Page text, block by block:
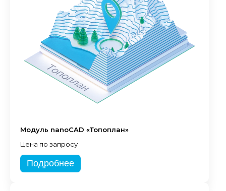
Модуль nanoCAD «Топоплан»
Цена по запросу
Подробнее